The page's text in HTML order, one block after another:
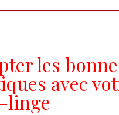
les
avec
linge